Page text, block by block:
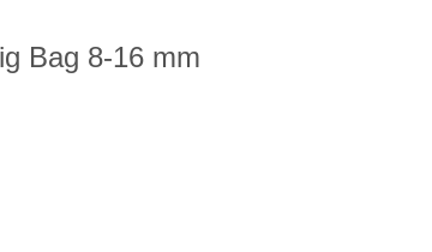
Bag 8-16 mm